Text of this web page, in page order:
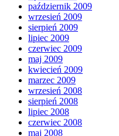
październik 2009
wrzesień 2009
sierpień 2009
lipiec 2009
czerwiec 2009
maj 2009
kwiecień 2009
marzec 2009
wrzesień 2008
sierpień 2008
lipiec 2008
czerwiec 2008
maj 2008